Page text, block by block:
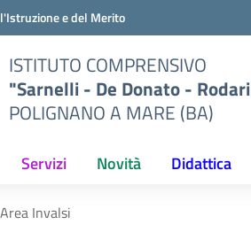
e del Merito
ISTITUTO COMPRENSIVO
"Sarnelli - De Donato -
POLIGNANO A MARE (BA)
Servizi Novità Didattica
Area Invalsi